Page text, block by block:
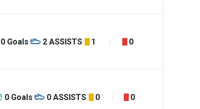
0 Goals 2 ASSISTS 1 0
0 Goals 0 ASSISTS 0 0